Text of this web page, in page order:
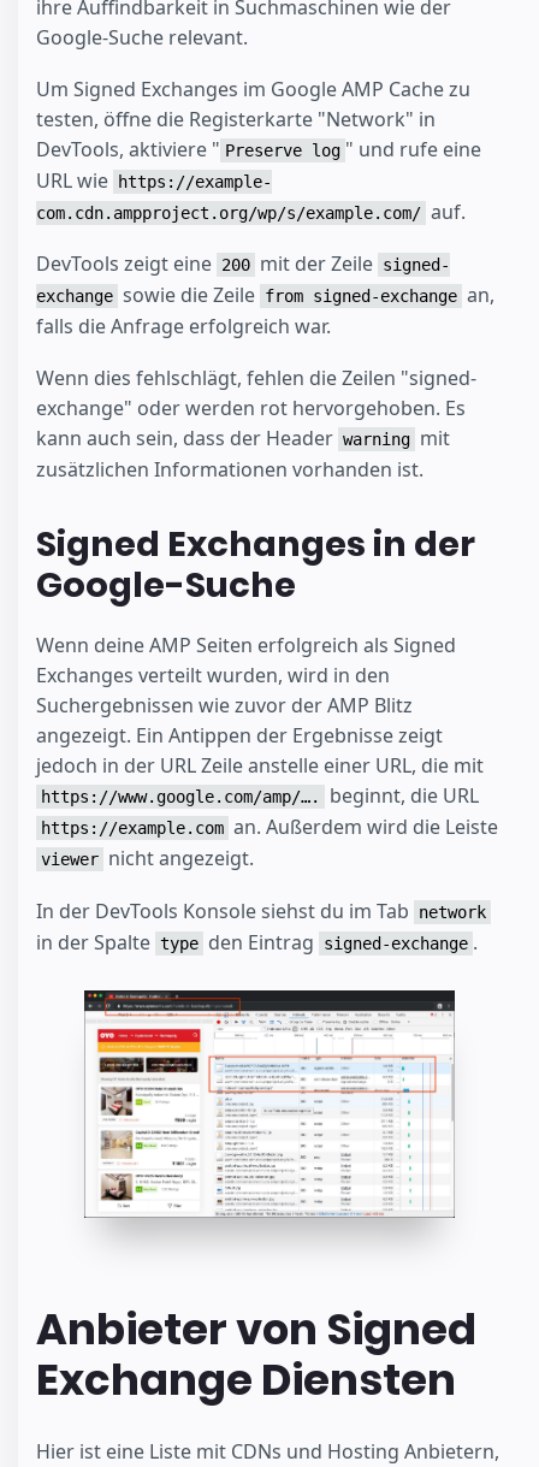
ihre Auffindbarkeit in Suchmaschinen wie der
Google-Suche relevant.
Um Signed Exchanges im Google AMP Cache zu
testen, öffne die Registerkarte "Network" in
DevTools, aktiviere " Preserve log " und rufe eine
URL wie
https://example-
com.cdn.ampproject.org/wp/s/example.com/ auf.
DevTools zeigt eine 200 mit der Zeile signed-
exchange sowie die Zeile from signed-exchange an,
falls die Anfrage erfolgreich war.
Wenn dies fehlschlägt, fehlen die Zeilen "signed-
exchange" oder werden rot hervorgehoben. Es
kann auch sein, dass der Header warning mit
zusätzlichen Informationen vorhanden ist.
Signed Exchanges in der
Google-Suche
Wenn deine AMP Seiten erfolgreich als Signed
Exchanges verteilt wurden, wird in den
Suchergebnissen wie zuvor der AMP Blitz
angezeigt. Ein Antippen der Ergebnisse zeigt
jedoch in der URL Zeile anstelle einer URL, die mit
https://www.google.com/amp/…. beginnt, die URL
https://example.com an. Außerdem wird die Leiste
viewer nicht angezeigt.
In der DevTools Konsole siehst du im Tab
network
in der Spalte type den Eintrag signed-exchange .
Anbieter von Signed
Exchange Diensten
Hier ist eine Liste mit CDNs und Hosting Anbietern,